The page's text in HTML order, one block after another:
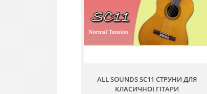
ALL SOUNDS SC11 СТРУНИ ДЛЯ
КЛАСИЧНОЇ ГІТАРИ